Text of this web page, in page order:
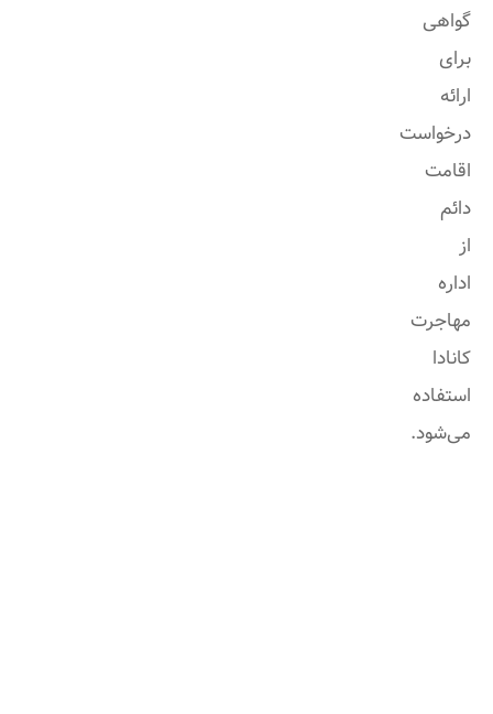
گواهی
برای
ارائه
درخواست
اقامت
دائم
اداره
مهاجرت
کانادا
استفاده
می‌شود.